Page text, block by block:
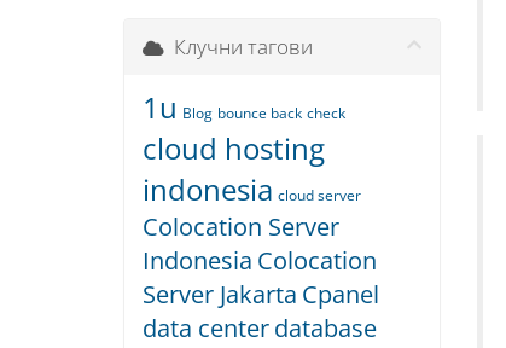
Клучни тагови
1u Blog bounce back check
cloud hosting
indonesia cloud server
Colocation Server
Indonesia Colocation
Server Jakarta Cpanel
data centerdatabase